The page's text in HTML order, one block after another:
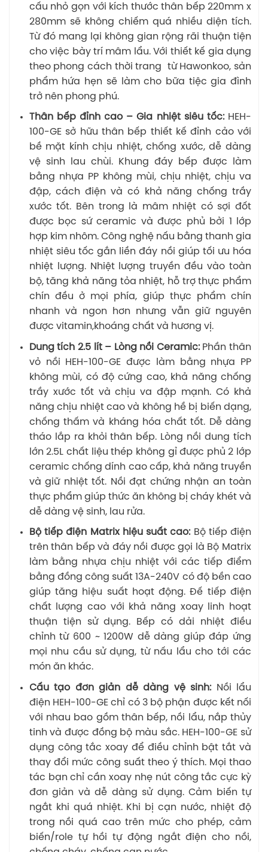
cấu nhỏ gọn với kích thước thân bếp 220mm x
280mm sẽ không chiếm quá nhiều diện tích.
Từ đó mang lại không gian rộng rãi thuận tiện
cho việc bày trí mâm lẩu. Với thiết kế gia dụng
theo phong cách thời trang từ Hawonkoo, sản
phẩm hứa hẹn sẽ làm cho bữa tiệc gia đình
trở nên phong phú.
Thân bếp đỉnh cao – Gia nhiệt siêu tốc:HEH-
100-GE sở hữu thân bếp thiết kế đỉnh cảo với
bề mặt kính chịu nhiệt, chống xước, dễ dàng
vệ sinh lau chùi. Khung đáy bếp được làm
bằng nhựa PP không mùi, chịu nhiệt, chịu va
đập, cách điện và có khả năng chống trầy
xước tốt. Bên trong là mâm nhiệt có sợi đốt
được bọc sứ ceramic và được phủ bởi 1 lớp
hợp kim nhôm. Công nghệ nấu bằng thanh gia
nhiệt siêu tốc gắn liền đáy nồi giúp tối ưu hóa
nhiệt lượng. Nhiệt lượng truyền đều vào toàn
bộ, tăng khả năng tỏa nhiệt, hỗ trợ thực phẩm
chín đều ở mọi phía, giúp thực phẩm chín
nhanh và ngon hơn nhưng vẫn giữ nguyên
được vitamin,khoáng chất và hương vị.
Dung tích 2.5 lít – Lòng nồi Ceramic:Phần thân
vỏ nồi HEH-100-GE được làm bằng nhựa PP
không mùi, có độ cứng cao, khả năng chống
trầy xước tốt và chịu va đập mạnh. Có khả
năng chịu nhiệt cao và không hề bị biến dạng,
chống thấm và kháng hóa chất tốt. Dễ dàng
tháo lắp ra khỏi thân bếp. Lòng nồi dung tích
lớn 2.5L chất liệu thép không gỉ được phủ 2 lớp
ceramic chống dính cao cấp, khả năng truyền
và giữ nhiệt tốt. Nồi đạt chứng nhận an toàn
thực phẩm giúp thức ăn không bị cháy khét và
dễ dàng vệ sinh, lau rửa.
Bộ tiếp điện Matrix hiệu suất cao: Bộ tiếp điện
trên thân bếp và đáy nồi được gọi là Bộ Matrix
làm bằng nhựa chịu nhiệt với các tiếp điểm
bằng đồng công suất 13A-240V có độ bền cao
giúp tăng hiệu suất hoạt động. Đế tiếp điện
chất lượng cao với khả năng xoay linh hoạt
thuận tiện sử dụng. Bếp có dải nhiệt điều
chỉnh từ 600 ~ 1200W dễ dàng giúp đáp ứng
mọi nhu cầu sử dụng, từ nấu lẩu cho tới các
món ăn khác.
Cấu tạo đơn giản dễ dàng vệ sinh:Nồi lẩu
điện HEH-100-GE chỉ có 3 bộ phận được kết nối
với nhau bao gồm thân bếp, nồi lẩu, nắp thủy
tinh và được đồng bộ màu sắc. HEH-100-GE sử
dụng công tắc xoay để điều chỉnh bật tắt và
thay đổi mức công suất theo ý thích. Mọi thao
tác bạn chỉ cần xoay nhẹ nút công tắc cực kỳ
đơn giản và dễ dàng sử dụng. Cảm biến tự
ngắt khi quá nhiệt. Khi bị cạn nước, nhiệt độ
trong nồi quá cao trên mức cho phép, cảm
biến/role tự hồi tự động ngắt điện cho nồi,